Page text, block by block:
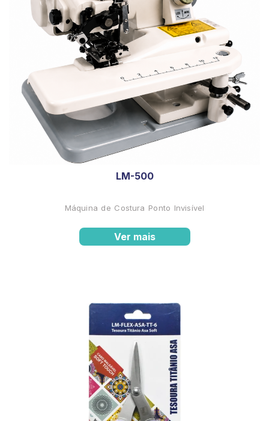
LM-500
Máquina de Costura Ponto Invisível
Ver mais